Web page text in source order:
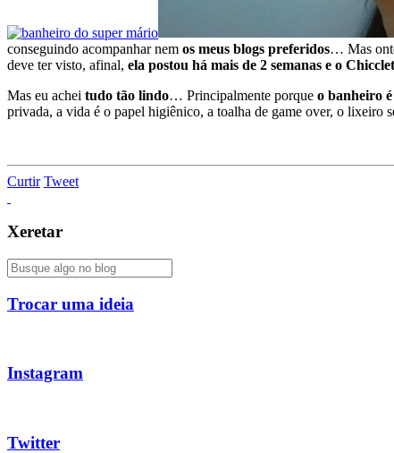
conseguindo acompanhar nem os meus blogs preferidos… Mas
deve ter visto, afinal, ela postou há mais de 2 semanas e o
Mas eu achei tudo tão lindo… Principalmente porque o banheiro
privada, a vida é o papel higiênico, a toalha de game over, o lixeiro
Curtir Tweet
Xeretar
Trocar uma ideia
Instagram
Twitter